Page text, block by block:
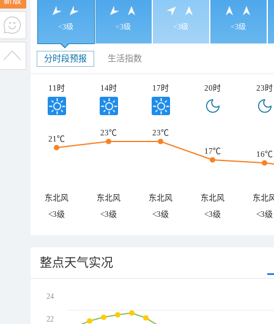
<3级 <3级 <3级 <3级
分时段预报 生活指数
11时 14时 17时 20时 23时
21℃
23℃
23℃
17℃
16℃
东北风 东北风 东北风 东北风
东北
<3级
<3级 <3级 <3级 <3级
整点天气实况
24
22